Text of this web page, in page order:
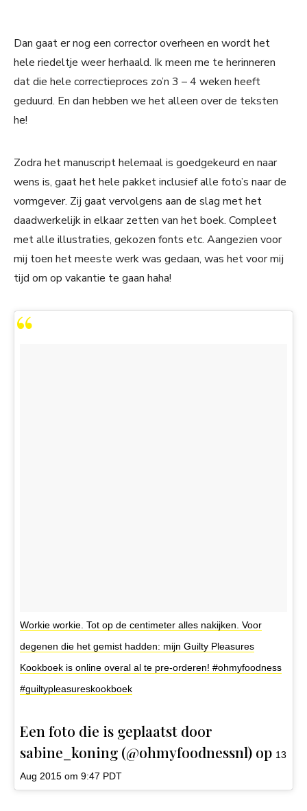
Dan gaat er nog een corrector overheen en wordt het
hele riedeltje weer herhaald. Ik meen me te herinneren
dat die hele correctieproces zo’n 3 – 4 weken heeft
geduurd. En dan hebben we het alleen over de teksten
he!
Zodra het manuscript helemaal is goedgekeurd en naar
wens is, gaat het hele pakket inclusief alle foto’s naar de
vormgever. Zij gaat vervolgens aan de slag met het
daadwerkelijk in elkaar zetten van het boek. Compleet
met alle illustraties, gekozen fonts etc. Aangezien voor
mij toen het meeste werk was gedaan, was het voor mij
tijd om op vakantie te gaan haha!
Workie workie. Tot op de centimeter alles nakijken. Voor
degenen die het gemist hadden: mijn Guilty Pleasures
Kookboek is online overal al te pre-orderen! #ohmyfoodness
#guiltypleasureskookboek
Een foto die is geplaatst door
sabine_koning (@ohmyfoodnessnl) op 13
Aug 2015 om 9:47 PDT